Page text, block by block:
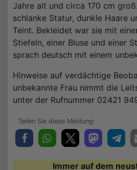
Jahre alt und circa 170 cm
schlanke Statur, dunkle Haare
Teint. Bekleidet war sie mit
Stiefeln, einer Bluse und einer
sprach deutsch mit einem
Hinweise auf verdächtige
unbekannte Frau nimmt die
unter der Rufnummer 02421
Immer auf dem